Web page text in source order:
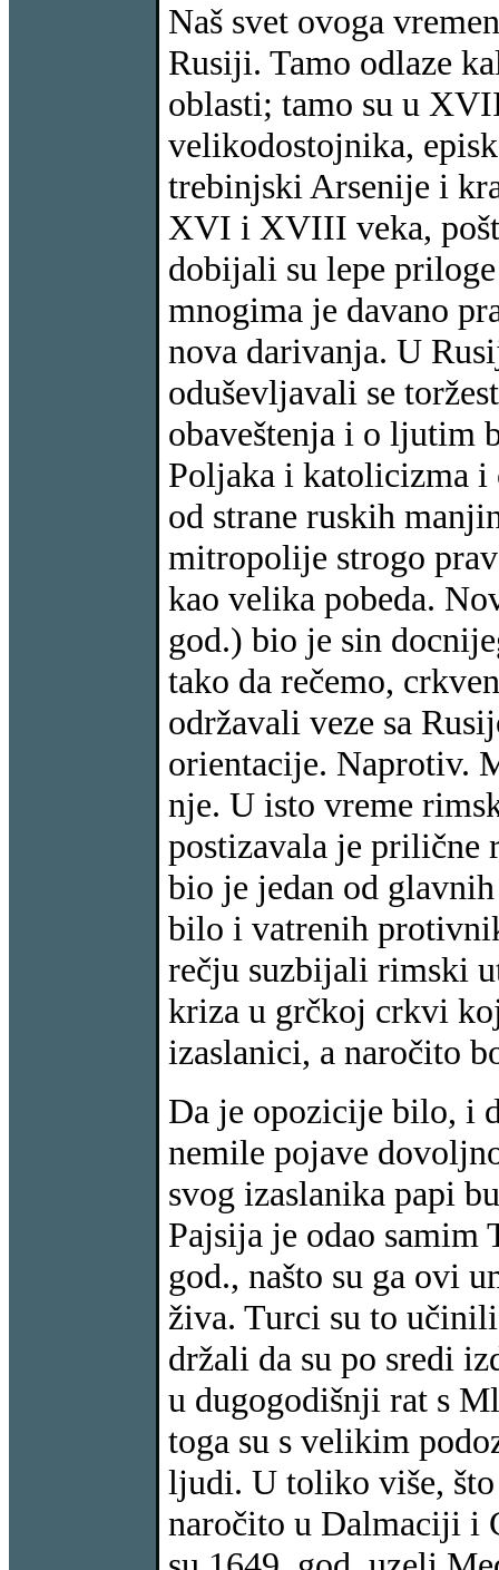
Naš svet ovoga
Rusiji. Tamo odlaze
oblasti; tamo su u
velikodostojnika,
trebinjski Arsenije i
XVI i XVIII veka,
dobijali su lepe
mnogima je davano
nova darivanja. U
oduševljavali se
obaveštenja i o ljutim
Poljaka i katolicizma i
od strane ruskih
mitropolije strogo
kao velika pobeda.
god.) bio je sin
tako da rečemo,
održavali veze sa
orientacije. Naprotiv.
nje. U isto vreme
postizavala je prilične
bio je jedan od
bilo i vatrenih
rečju suzbijali rimski
kriza u grčkoj crkvi
izaslanici, a naročito
Da je opozicije bilo, i
nemile pojave
svog izaslanika papi
Pajsija je odao
god., našto su ga ovi
živa. Turci su to
držali da su po sredi
u dugogodišnji rat s
toga su s velikim
ljudi. U toliko više,
naročito u Dalmaciji i